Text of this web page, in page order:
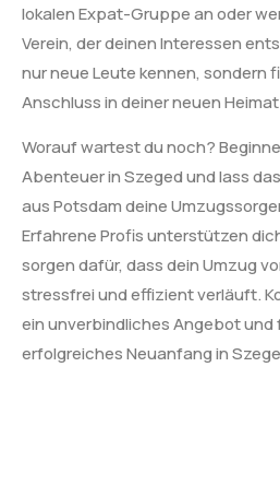
lokalen Expat-Gruppe an oder
Verein, der deinen Interessen
nur neue Leute kennen, sondern
Anschluss in deiner neuen
Worauf wartest du noch?
Abenteuer in Szeged und lass
aus Potsdam deine
Erfahrene Profis unterstützen
sorgen dafür, dass dein Umzug
stressfrei und effizient verläuft.
ein unverbindliches Angebot und
erfolgreiches Neuanfang in